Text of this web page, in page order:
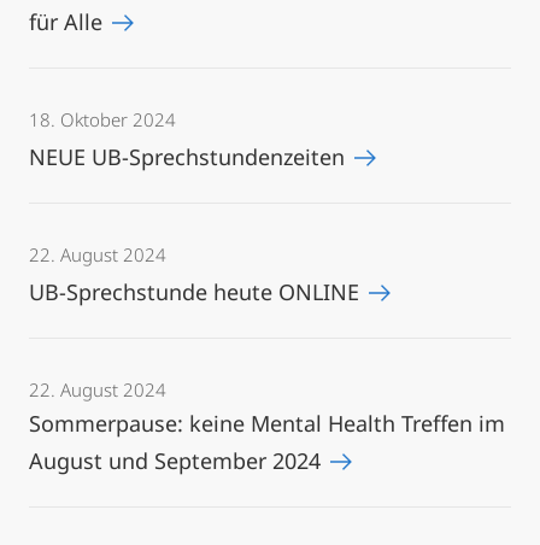
für Alle
18. Oktober 2024
NEUE UB-Sprechstundenzeiten
22. August 2024
UB-Sprechstunde heute ONLINE
22. August 2024
Sommerpause: keine Mental Health Treffen im
August und September 2024